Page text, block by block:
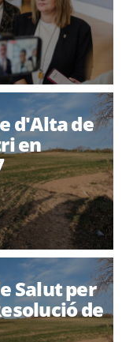
d'Alta de
en
Salut per
de